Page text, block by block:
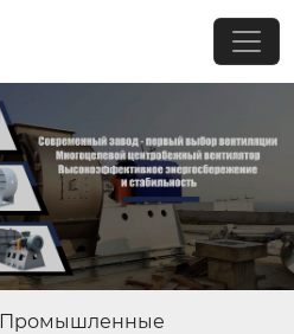
Промышленные